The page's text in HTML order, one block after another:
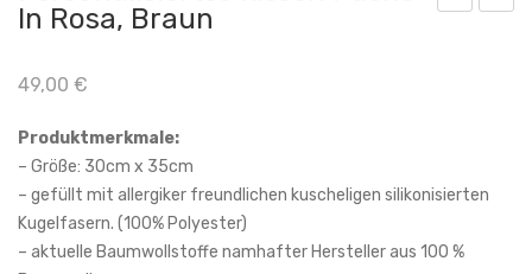
dy
Her
en
In Rosa, Braun
49,00 €
Produktmerkmale:
– Größe: 30cm x 35cm
– gefüllt mit allergiker freundlichen kuscheligen silikonisierten
Kugelfasern. (100% Polyester)
– aktuelle Baumwollstoffe namhafter Hersteller aus 100 %